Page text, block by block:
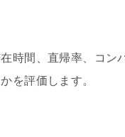
時間、直帰率、コン
を評価します。